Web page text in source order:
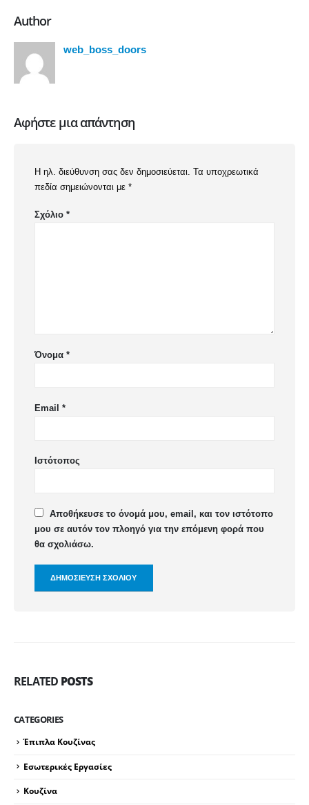
Author
web_boss_doors
Αφήστε μια απάντηση
Η ηλ. διεύθυνση σας δεν δημοσιεύεται. Τα υποχρεωτικά
πεδία σημειώνονται με *
Σχόλιο *
Όνομα *
Email *
Ιστότοπος
Αποθήκευσε το όνομά μου, email, και τον ιστότοπο
μου σε αυτόν τον πλοηγό για την επόμενη φορά που
θα σχολιάσω.
RELATED POSTS
CATEGORIES
Έπιπλα Κουζίνας
Εσωτερικές Εργασίες
Κουζίνα